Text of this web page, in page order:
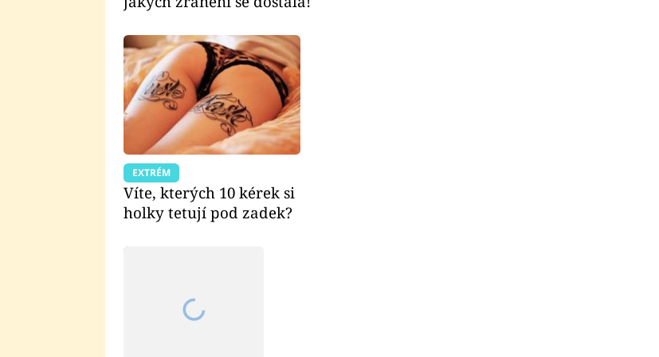
EXTRÉM
Víte, kterých 10 kérek si
holky tetují pod zadek?